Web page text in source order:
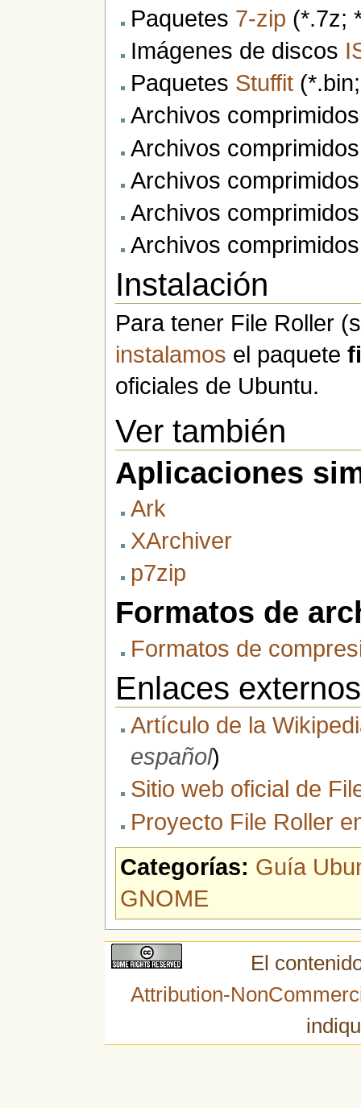
Paquetes 7-zip (*.7z;
Imágenes de discos
Paquetes Stuffit
Archivos
Archivos
Archivos
Archivos
Archivos
Instalación
Para tener File Roller
instalamos el paquete
oficiales de Ubuntu.
Ver también
Aplicaciones
Ark
XArchiver
p7zip
Formatos de
Formatos de
Enlaces externos
Artículo de la
español)
Sitio web oficial de
Proyecto File Roller
Categorías: Guía
GNOME
El
Attribution-